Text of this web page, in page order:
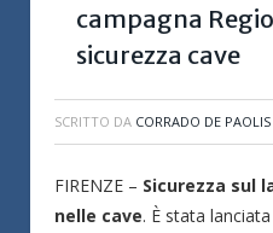
campagna
sicurezza cave
SCRITTO DA CORRADO DE PAOLIS
FIRENZE – Sicurezza sul
nelle cave. È stata